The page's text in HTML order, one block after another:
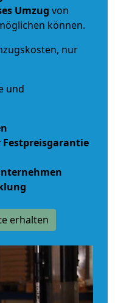
Umzug von
können.
nur
und
erhalten